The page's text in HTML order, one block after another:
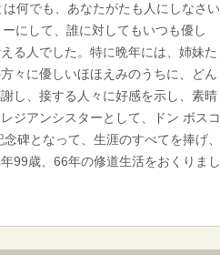
何でも、あなたがたも人にしなさい
にして、誰に対してもいつも優し
る人でした。特に晩年には、姉妹た
々に優しいほほえみのうちに、どん
し、接する人々に好感を示し、素晴
ジアンシスターとして、ドン ボスコ
碑となって、生涯のすべてを捧げ、
99歳、66年の修道生活をおくりまし